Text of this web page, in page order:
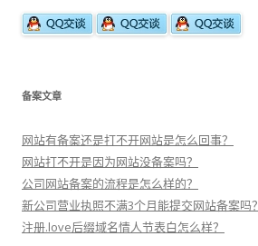
备案文章
网站有备案还是打不开网站是怎么回事？
网站打不开是因为网站没备案吗？
公司网站备案的流程是怎么样的？
新公司营业执照不满3个月能提交网站备案吗？
注册.love后缀域名情人节表白怎么样？